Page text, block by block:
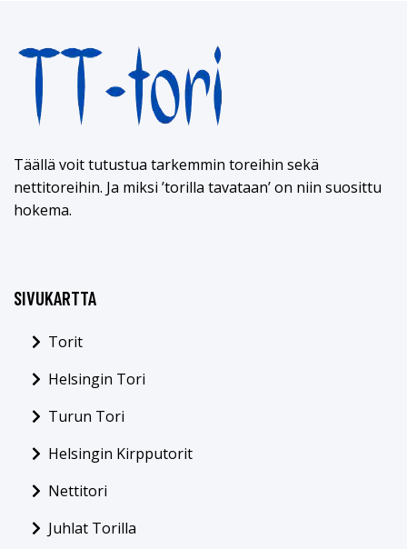
Täällä voit tutustua tarkemmin toreihin sekä
nettitoreihin. Ja miksi ’torilla tavataan’ on niin suosittu
hokema.
SIVUKARTTA
Torit
Helsingin Tori
Turun Tori
Helsingin Kirpputorit
Nettitori
Juhlat Torilla